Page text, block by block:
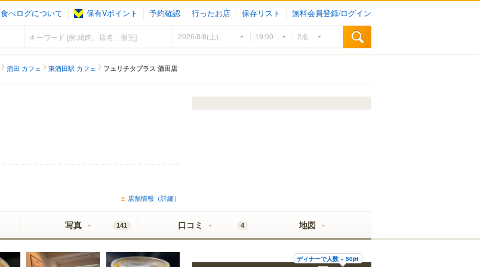
食べログについて 保有Vポイント 予約確認 行ったお店 保存リスト 無料会員登録/ログイン
酒田 カフェ 東酒田駅 カフェ フェリチタプラス 酒田店
店舗情報（詳細）
写真 141 口コミ 4 地図
ディナーで人数 × 50pt